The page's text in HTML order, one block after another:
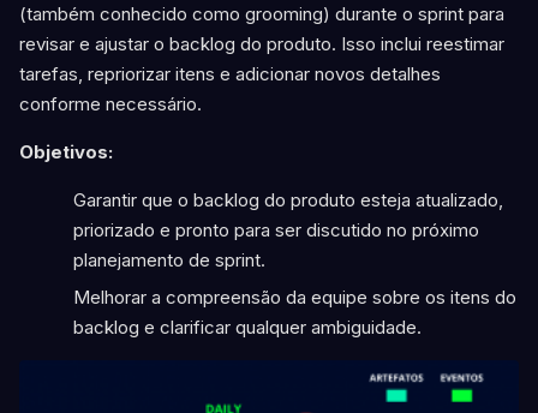
(também conhecido como grooming) durante o sprint para
revisar e ajustar o backlog do produto. Isso inclui reestimar
tarefas, repriorizar itens e adicionar novos detalhes
conforme necessário.
Objetivos:
Garantir que o backlog do produto esteja atualizado,
priorizado e pronto para ser discutido no próximo
planejamento de sprint.
Melhorar a compreensão da equipe sobre os itens do
backlog e clarificar qualquer ambiguidade.